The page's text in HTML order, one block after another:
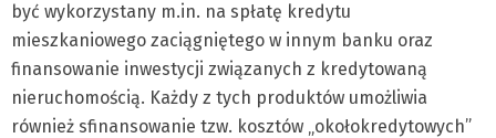
być wykorzystany m.in. na spłatę kredytu
mieszkaniowego zaciągniętego w innym banku oraz
finansowanie inwestycji związanych z kredytowaną
nieruchomością. Każdy z tych produktów umożliwia
również sfinansowanie tzw. kosztów „okołokredytowych”